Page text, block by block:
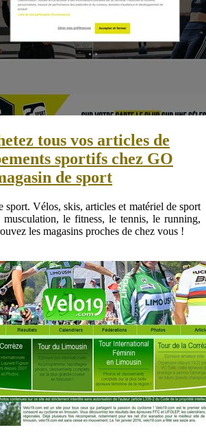
tous vos articles de
sportifs chez GO
de sport
sport. Vélos, skis, articles et matériel de sport
le fitness, le tennis, le running,
les magasins proches de chez vous !